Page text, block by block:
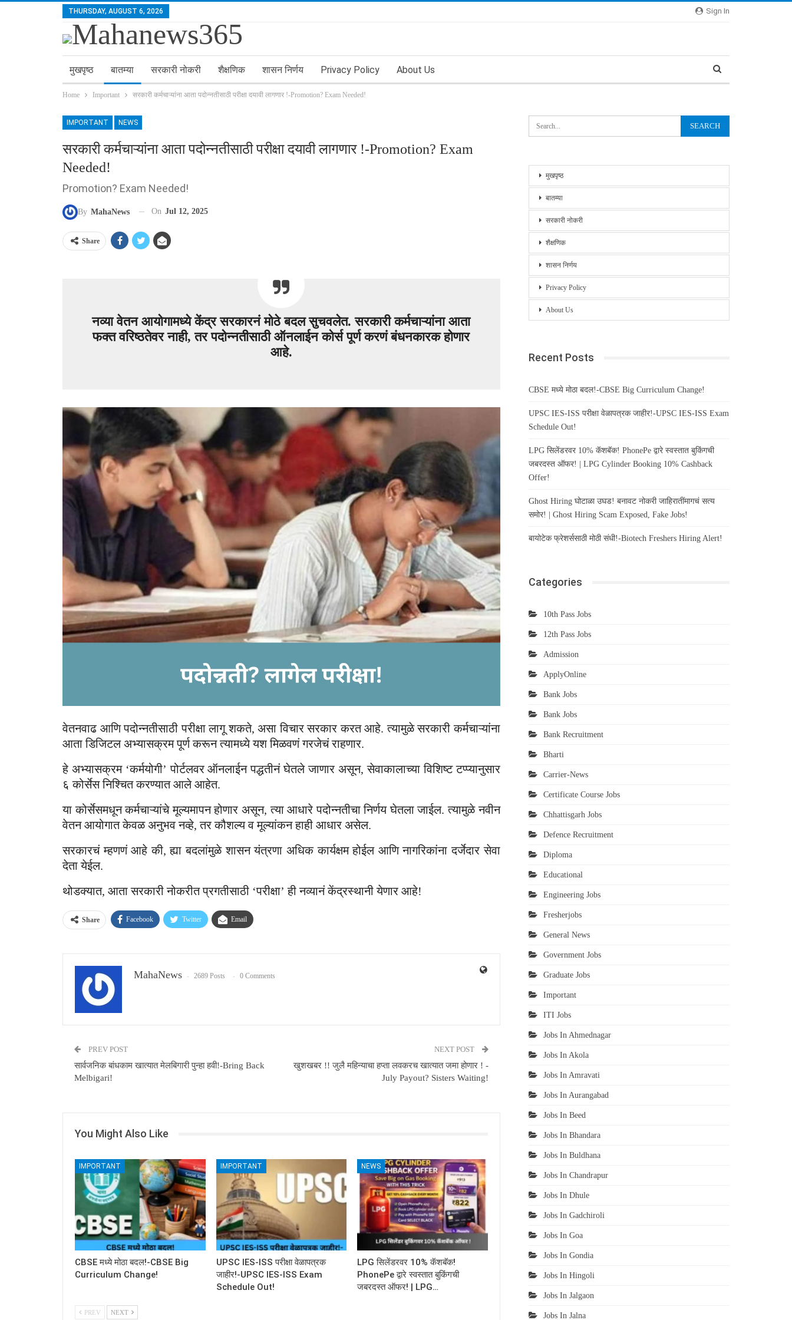
Sign In
THURSDAY, AUGUST 6, 2026
मुखपृष्ठ बातम्या सरकारी नोकरी शैक्षणिक शासन निर्णय Privacy Policy About Us
Home Important सरकारी कर्मचाऱ्यांना आता पदोन्नतीसाठी परीक्षा दयावी लागणार !-Promotion? Exam Needed!
IMPORTANT NEWS
सरकारी कर्मचाऱ्यांना आता पदोन्नतीसाठी परीक्षा दयावी लागणार !-Promotion? Exam
Needed!
Promotion? Exam Needed!
By MahaNews On Jul 12, 2025
Share
नव्या वेतन आयोगामध्ये केंद्र सरकारनं मोठे बदल सुचवलेत. सरकारी कर्मचाऱ्यांना आता
फक्त वरिष्ठतेवर नाही, तर पदोन्नतीसाठी ऑनलाईन कोर्स पूर्ण करणं बंधनकारक होणार
आहे.
वेतनवाढ आणि पदोन्नतीसाठी परीक्षा लागू शकते, असा विचार सरकार करत आहे. त्यामुळे सरकारी कर्मचाऱ्यांना
आता डिजिटल अभ्यासक्रम पूर्ण करून त्यामध्ये यश मिळवणं गरजेचं राहणार.
हे अभ्यासक्रम ‘कर्मयोगी’ पोर्टलवर ऑनलाईन पद्धतीनं घेतले जाणार असून, सेवाकालाच्या विशिष्ट टप्प्यानुसार
६ कोर्सेस निश्चित करण्यात आले आहेत.
या कोर्सेसमधून कर्मचाऱ्यांचे मूल्यमापन होणार असून, त्या आधारे पदोन्नतीचा निर्णय घेतला जाईल. त्यामुळे नवीन
वेतन आयोगात केवळ अनुभव नव्हे, तर कौशल्य व मूल्यांकन हाही आधार असेल.
सरकारचं म्हणणं आहे की, ह्या बदलांमुळे शासन यंत्रणा अधिक कार्यक्षम होईल आणि नागरिकांना दर्जेदार सेवा
देता येईल.
थोडक्यात, आता सरकारी नोकरीत प्रगतीसाठी ‘परीक्षा’ ही नव्यानं केंद्रस्थानी येणार आहे!
ChatGPT
Share Facebook Twitter Email
MahaNews 2689 Posts 0 Comments
PREV POST
सार्वजनिक बांधकाम खात्यात मेलबिगारी पुन्हा हवी!-Bring Back
Melbigari!
NEXT POST
खुशखबर !! जुलै महिन्याचा हप्ता लवकरच खात्यात जमा होणार ! -
July Payout? Sisters Waiting!
You Might Also Like
IMPORTANT
CBSE मध्ये मोठा बदल!-CBSE Big
Curriculum Change!
IMPORTANT
UPSC IES-ISS परीक्षा वेळापत्रक
जाहीर!-UPSC IES-ISS Exam
Schedule Out!
NEWS
LPG सिलेंडरवर 10% कॅशबॅक!
PhonePe द्वारे स्वस्तात बुकिंगची
जबरदस्त ऑफर! | LPG…
PREV NEXT
मुखपृष्ठ
बातम्या
सरकारी नोकरी
शैक्षणिक
शासन निर्णय
Privacy Policy
About Us
Recent Posts
CBSE मध्ये मोठा बदल!-CBSE Big Curriculum Change!
UPSC IES-ISS परीक्षा वेळापत्रक जाहीर!-UPSC IES-ISS Exam
Schedule Out!
LPG सिलेंडरवर 10% कॅशबॅक! PhonePe द्वारे स्वस्तात बुकिंगची
जबरदस्त ऑफर! | LPG Cylinder Booking 10% Cashback
Offer!
Ghost Hiring घोटाळा उघड! बनावट नोकरी जाहिरातींमागचं सत्य
समोर! | Ghost Hiring Scam Exposed, Fake Jobs!
बायोटेक फ्रेशर्ससाठी मोठी संधी!-Biotech Freshers Hiring Alert!
Categories
10th Pass Jobs
12th Pass Jobs
Admission
ApplyOnline
Bank Jobs
Bank Jobs
Bank Recruitment
Bharti
Carrier-News
Certificate Course Jobs
Chhattisgarh Jobs
Defence Recruitment
Diploma
Educational
Engineering Jobs
Fresherjobs
General News
Government Jobs
Graduate Jobs
Important
ITI Jobs
Jobs In Ahmednagar
Jobs In Akola
Jobs In Amravati
Jobs In Aurangabad
Jobs In Beed
Jobs In Bhandara
Jobs In Buldhana
Jobs In Chandrapur
Jobs In Dhule
Jobs In Gadchiroli
Jobs In Goa
Jobs In Gondia
Jobs In Hingoli
Jobs In Jalgaon
Jobs In Jalna